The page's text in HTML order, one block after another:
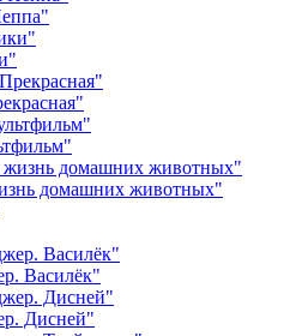
домашних животных"
Василёк"
Дисней"